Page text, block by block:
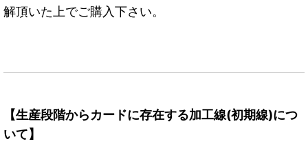
解頂いた上でご購入下さい。
【生産段階からカードに存在する加工線(初期線)につ
いて】